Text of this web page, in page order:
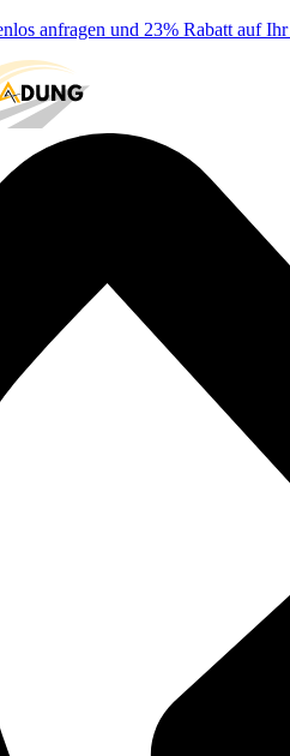
anfragen und 23% Rabatt auf